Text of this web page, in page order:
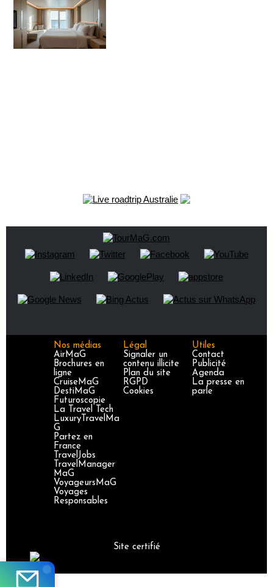
Nos médias
AirMaG
Brochures en
ligne
CruiseMaG
DestiMaG
Futuroscopie
La Travel Tech
LuxuryTravelMa
G
Partez en
France
TravelJobs
TravelManager
MaG
VoyageursMaG
Voyages
Responsables
Légal
Signaler un
contenu illicite
Plan du site
RGPD
Cookies
Utiles
Contact
Publicité
Agenda
La presse en
parle
Site certifié